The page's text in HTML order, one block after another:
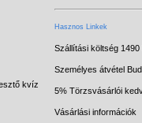
kvíz
Hasznos Linkek
Szállítási költség
Személyes átvétel
5% Törzsvásárlói
Vásárlási információk